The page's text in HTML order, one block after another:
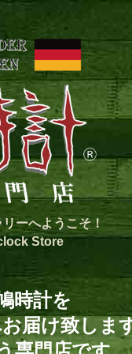
ーへようこそ！
Store
時計を
届け致しま